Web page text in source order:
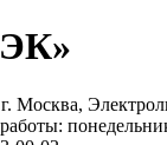
Москва,